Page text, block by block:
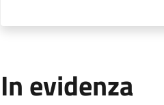
In evidenza